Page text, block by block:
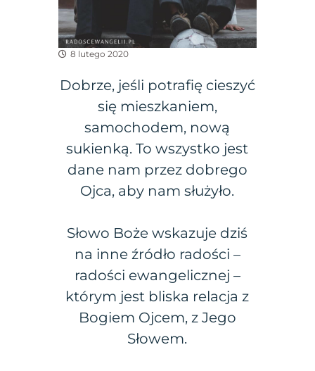
8 lutego 2020
Dobrze, jeśli potrafię cieszyć
się mieszkaniem,
samochodem, nową
sukienką. To wszystko jest
dane nam przez dobrego
Ojca, aby nam służyło.
Słowo Boże wskazuje dziś
na inne źródło radości –
radości ewangelicznej –
którym jest bliska relacja z
Bogiem Ojcem, z Jego
Słowem.